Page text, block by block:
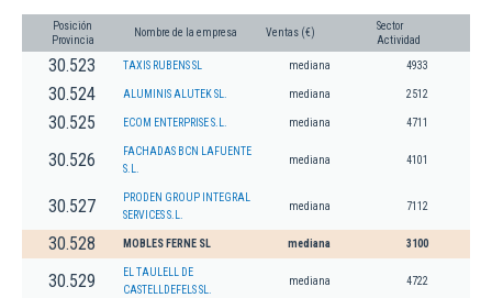
Posición
Provincia
Nombre de la empresa Ventas (€)
Sector
Actividad
30.523 TAXIS RUBENS SL mediana 4933
30.524 ALUMINIS ALUTEK SL. mediana 2512
30.525 ECOM ENTERPRISE S.L. mediana 4711
30.526
FACHADAS BCN LAFUENTE
S.L.
mediana 4101
30.527
PRODEN GROUP INTEGRAL
SERVICES S.L.
mediana 7112
30.528 MOBLES FERNE SL mediana 3100
30.529
EL TAULELL DE
CASTELLDEFELS SL.
mediana 4722